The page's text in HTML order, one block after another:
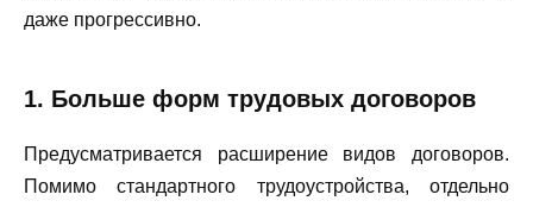
даже прогрессивно.
1. Больше форм трудовых договоров
Предусматривается расширение видов договоров.
Помимо стандартного трудоустройства, отдельно